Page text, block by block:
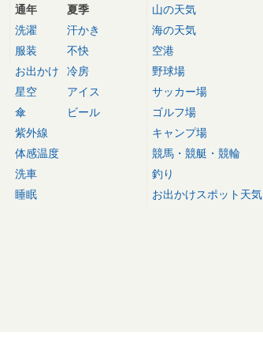
通年
洗濯
服装
お出かけ
星空
傘
紫外線
体感温度
洗車
睡眠
夏季
汗かき
不快
冷房
アイス
ビール
山の天気
海の天気
空港
野球場
サッカー場
ゴルフ場
キャンプ場
競馬・競艇・競輪
釣り
お出かけスポット天気